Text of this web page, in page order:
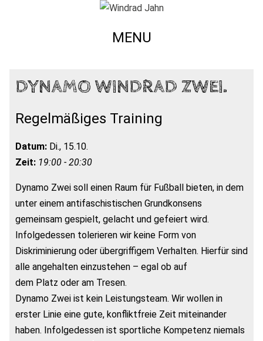
MENU
DYNAMO WINDRAD ZWEI.
Regelmäßiges Training
Datum: Di., 15.10.
Zeit: 19:00 - 20:30
Dynamo Zwei soll einen Raum für Fußball bieten, in dem
unter einem antifaschistischen Grundkonsens
gemeinsam gespielt, gelacht und gefeiert wird.
Infolgedessen tolerieren wir keine Form von
Diskriminierung oder übergriffigem Verhalten. Hierfür sind
alle angehalten einzustehen – egal ob auf
dem Platz oder am Tresen.
Dynamo Zwei ist kein Leistungsteam. Wir wollen in
erster Linie eine gute, konfliktfreie Zeit miteinander
haben. Infolgedessen ist sportliche Kompetenz niemals